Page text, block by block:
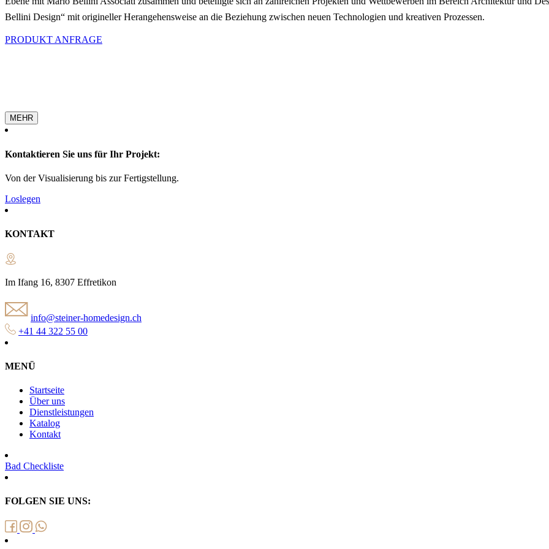
Bellini Design“ mit origineller Herangehensweise an die Beziehung zwischen neuen Technologien und kreativen Prozessen.
PRODUKT ANFRAGE
MEHR
Kontaktieren Sie uns für Ihr Projekt:
Von der Visualisierung bis zur Fertigstellung.
Loslegen
KONTAKT
Im Ifang 16, 8307 Effretikon
info@steiner-homedesign.ch
+41 44 322 55 00
MENÜ
Startseite
Über uns
Dienstleistungen
Katalog
Kontakt
Bad Checkliste
FOLGEN SIE UNS: